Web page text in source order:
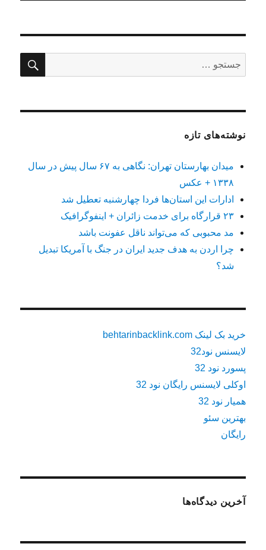
برای:
نوشته‌های تازه
میدان بهارستان تهران: نگاهی به ۶۷ سال پیش در سال
۱۳۳۸ + عکس
ادارات این استان‌ها فردا چهارشنبه تعطیل شد
۲۳ قرارگاه برای خدمت زائران + اینفوگرافیک
مد محبوبی که می‌تواند ناقل عفونت باشد
چرا اردن به هدف جدید ایران در جنگ با آمریکا تبدیل
شد؟
خرید بک لینک behtarinbacklink.com
لایسنس نود32
پسورد نود 32
اوکلی لایسنس رایگان نود 32
همیار نود 32
بهترین سئو
رایگان
آخرین دیدگاه‌ها